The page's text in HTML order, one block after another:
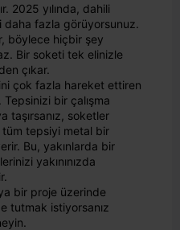
2025 yılında, dahili
daha fazla görüyorsunuz.
böylece hiçbir şey
Bir soketi tek elinizle
çıkar.
çok fazla hareket ettiren
bir çalışma
taşırsanız, soketler
tüm tepsiyi metal bir
Bu, yakınlarda bir
yakınınızda
bir proje üzerinde
tutmak istiyorsanız